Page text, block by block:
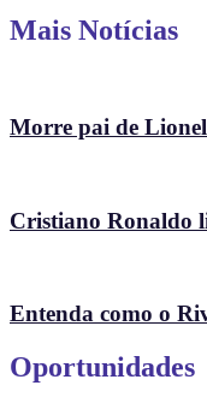
Mais Notícias
Morre pai de
Cristiano Ronaldo
Entenda como o
Oportunidades